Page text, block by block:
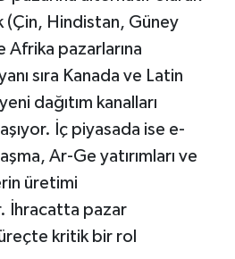
(Çin, Hindistan, Güney
Afrika pazarlarına
sıra Kanada ve Latin
dağıtım kanalları
İç piyasada ise e-
Ar-Ge yatırımları ve
üretimi
İhracatta pazar
kritik bir rol